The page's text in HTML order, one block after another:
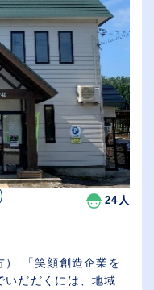
24人
） 「笑顔創造企業を
いだだくには、地域